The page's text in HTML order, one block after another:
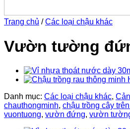
Trang chủ / Các loại chậu khác
Vườn tường
Danh mục: Các loại chậu khác,
chauthongminh, chậu trồng cây
vuontuong, vườn đứng, vườn